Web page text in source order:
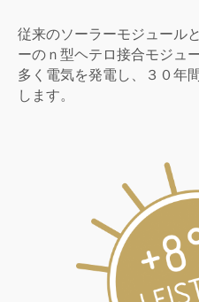
従来のソーラーモジュール
ーのｎ型ヘテロ接合モジュ
多く電気を発電し、３０年
します。